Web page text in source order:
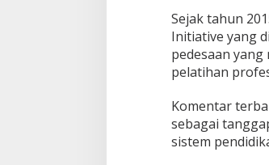
d
a
r
i
p
d
a
S
e
Sejak tahun
Initiative yang
pedesaan
pelatihan
Komentar
sebagai
sistem